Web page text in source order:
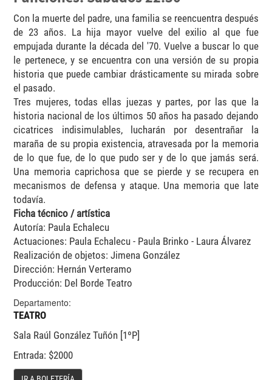
Con la muerte del padre, una familia se reencuentra después
de 23 años. La hija mayor vuelve del exilio al que fue
empujada durante la década del '70. Vuelve a buscar lo que
le pertenece, y se encuentra con una versión de su propia
historia que puede cambiar drásticamente su mirada sobre
el pasado.
Tres mujeres, todas ellas juezas y partes, por las que la
historia nacional de los últimos 50 años ha pasado dejando
cicatrices indisimulables, lucharán por desentrañar la
maraña de su propia existencia, atravesada por la memoria
de lo que fue, de lo que pudo ser y de lo que jamás será.
Una memoria caprichosa que se pierde y se recupera en
mecanismos de defensa y ataque. Una memoria que late
todavía.
Ficha técnico / artística
Autoría: Paula Echalecu
Actuaciones: Paula Echalecu - Paula Brinko - Laura Álvarez
Realización de objetos: Jimena González
Dirección: Hernán Verteramo
Producción: Del Borde Teatro
Departamento:
TEATRO
Sala Raúl González Tuñón [1ºP]
Entrada: $2000